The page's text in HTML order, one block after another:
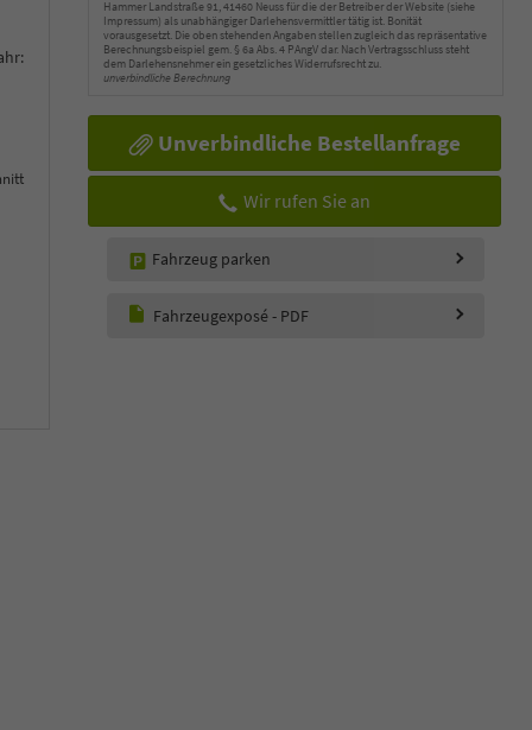
Hammer Landstraße 91, 41460 Neuss für die der Betreiber der Website (siehe
Impressum) als unabhängiger Darlehensvermittler tätig ist. Bonität
vorausgesetzt. Die oben stehenden Angaben stellen zugleich das repräsentative
Berechnungsbeispiel gem. § 6a Abs. 4 PAngV dar. Nach Vertragsschluss steht
dem Darlehensnehmer ein gesetzliches Widerrufsrecht zu.
unverbindliche Berechnung
Unverbindliche Bestellanfrage
Wir rufen Sie an
Fahrzeug parken
Fahrzeugexposé - PDF